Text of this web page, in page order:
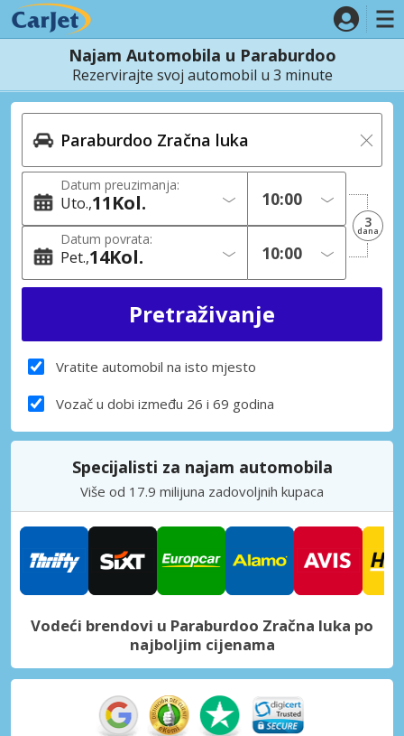
Najam Automobila u Paraburdoo
Rezervirajte svoj automobil u 3 minute
Datum preuzimanja:
Uto. 11Kol.
Datum povrata:
Pet. 14Kol.
3
dana
Vratite automobil na isto mjesto
Vozač u dobi između 26 i 69 godina
Specijalisti za najam automobila
Više od 17.9 milijuna zadovoljnih kupaca
Vodeći brendovi u Paraburdoo Zračna luka po
najboljim cijenama